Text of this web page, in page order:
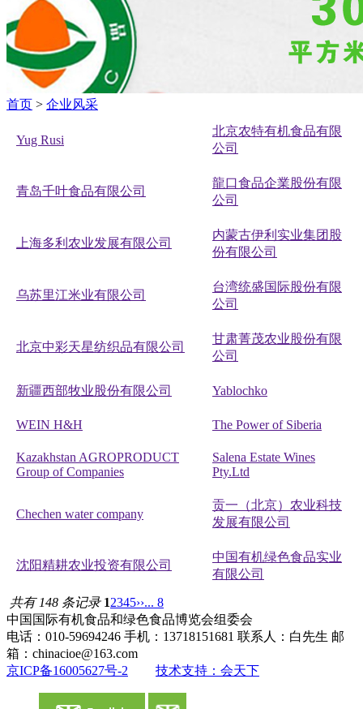
首页 > 企业风采
Yug Rusi
北京农特有机食品有限
公司
青岛千叶食品有限公司
龍口食品企業股份有限
公司
上海多利农业发展有限公司
内蒙古伊利实业集团股
份有限公司
乌苏里江米业有限公司
台湾统盛国际股份有限
公司
北京中彩天星纺织品有限公司
甘肃菁茂农业股份有限
公司
新疆西部牧业股份有限公司 Yablochko
WEIN H&H The Power of Siberia
Kazakhstan AGROPRODUCT
Group of Companies
Salena Estate Wines
Pty.Ltd
Chechen water company
贡一（北京）农业科技
发展有限公司
沈阳精耕农业投资有限公司
中国有机绿色食品实业
有限公司
共有 148 条记录 12345››... 8
中国国际有机食品和绿色食品博览会组委会
电话：010-59694246 手机：13718151681 联系人：白先生 邮
箱：chinacioe@163.com
京ICP备16005627号-2
技术支持：会天下